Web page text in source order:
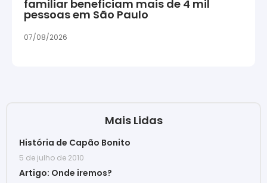
familiar beneficiam mais de 4 mil
pessoas em São Paulo
07/08/2026
Mais Lidas
História de Capão Bonito
5 de julho de 2010
Artigo: Onde iremos?